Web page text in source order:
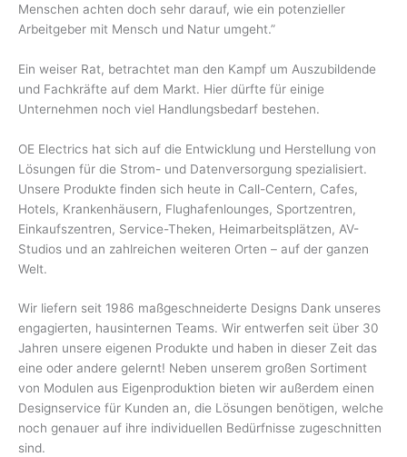
Menschen achten doch sehr darauf, wie ein potenzieller
Arbeitgeber mit Mensch und Natur umgeht.”
Ein weiser Rat, betrachtet man den Kampf um Auszubildende
und Fachkräfte auf dem Markt. Hier dürfte für einige
Unternehmen noch viel Handlungsbedarf bestehen.
OE Electrics hat sich auf die Entwicklung und Herstellung von
Lösungen für die Strom- und Datenversorgung spezialisiert.
Unsere Produkte finden sich heute in Call-Centern, Cafes,
Hotels, Krankenhäusern, Flughafenlounges, Sportzentren,
Einkaufszentren, Service-Theken, Heimarbeitsplätzen, AV-
Studios und an zahlreichen weiteren Orten – auf der ganzen
Welt.
Wir liefern seit 1986 maßgeschneiderte Designs Dank unseres
engagierten, hausinternen Teams. Wir entwerfen seit über 30
Jahren unsere eigenen Produkte und haben in dieser Zeit das
eine oder andere gelernt! Neben unserem großen Sortiment
von Modulen aus Eigenproduktion bieten wir außerdem einen
Designservice für Kunden an, die Lösungen benötigen, welche
noch genauer auf ihre individuellen Bedürfnisse zugeschnitten
sind.